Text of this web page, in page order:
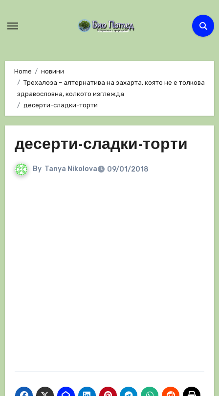
Home
новини
Трехалоза – алтернатива на захарта, която не е толкова
здравословна, колкото изглежда
десерти-сладки-торти
десерти-сладки-торти
By Tanya Nikolova 09/01/2018